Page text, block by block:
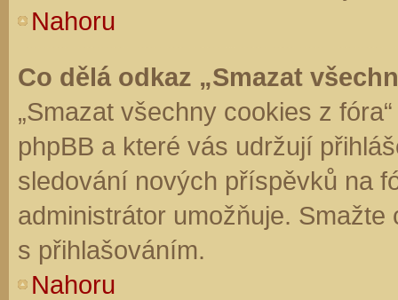
Nahoru
Co dělá odkaz „Smazat
„Smazat všechny cookies z
phpBB a které vás udržují
sledování nových příspěvků na
administrátor umožňuje.
s přihlašováním.
Nahoru